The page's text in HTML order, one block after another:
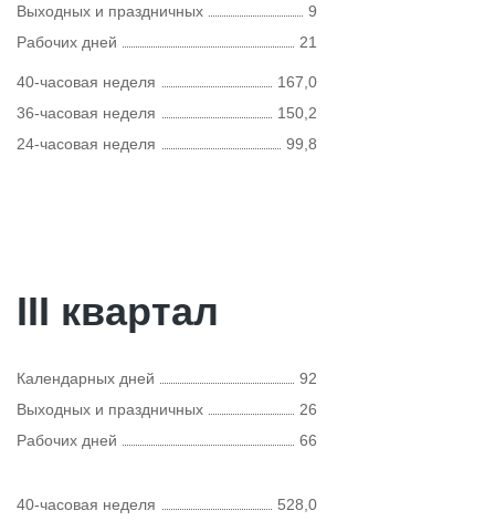
Выходных и праздничных
9
Рабочих дней
21
40-часовая неделя
167,0
36-часовая неделя
150,2
24-часовая неделя
99,8
III квартал
Календарных дней
92
Выходных и праздничных
26
Рабочих дней
66
40-часовая неделя 528,0